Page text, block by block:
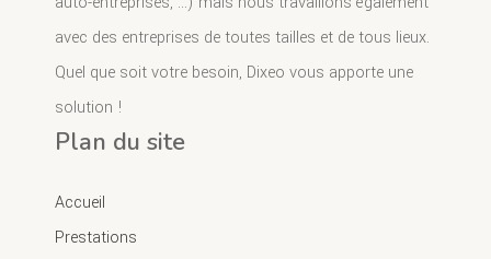
avec des entreprises de toutes tailles et de tous lieux.
Quel que soit votre besoin, Dixeo vous apporte une
solution !
Plan du site
Accueil
Prestations